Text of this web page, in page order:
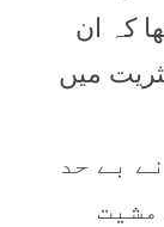
کہ ان
میں
بے حد
مشیت